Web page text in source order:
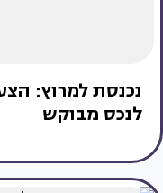
נכנסת למרוץ:
לנכס מבוקש